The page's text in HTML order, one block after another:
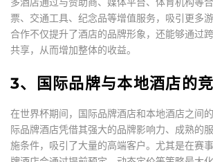
票、交通工具、纪念品等增值服务，吸引更多
合作不仅提升了酒店的品牌形象，还能够通过
共享，从而增加整体的收益。
3、国际品牌与本地酒店的
在世界杯期间，国际品牌酒店和本地酒店之间
际品牌酒店凭借其强大的品牌影响力、成熟的
施条件，吸引了大量的高端客户。尤其是在赛